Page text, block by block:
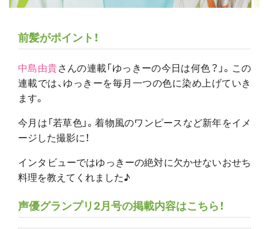
前髪がポイント！
中島由貴さんの連載「ゆっきーの今日は何色？」。この
連載では、ゆっきーを毎月一つの色に染め上げていき
ます。
今月は「若草色」。着物風のワンピースなど新年をイメ
ージした撮影に！
インタビューではゆっきーの絶対に欠かせないおせち
料理を教えてくれました♪
声優グランプリ2月号の掲載内容はこちら！